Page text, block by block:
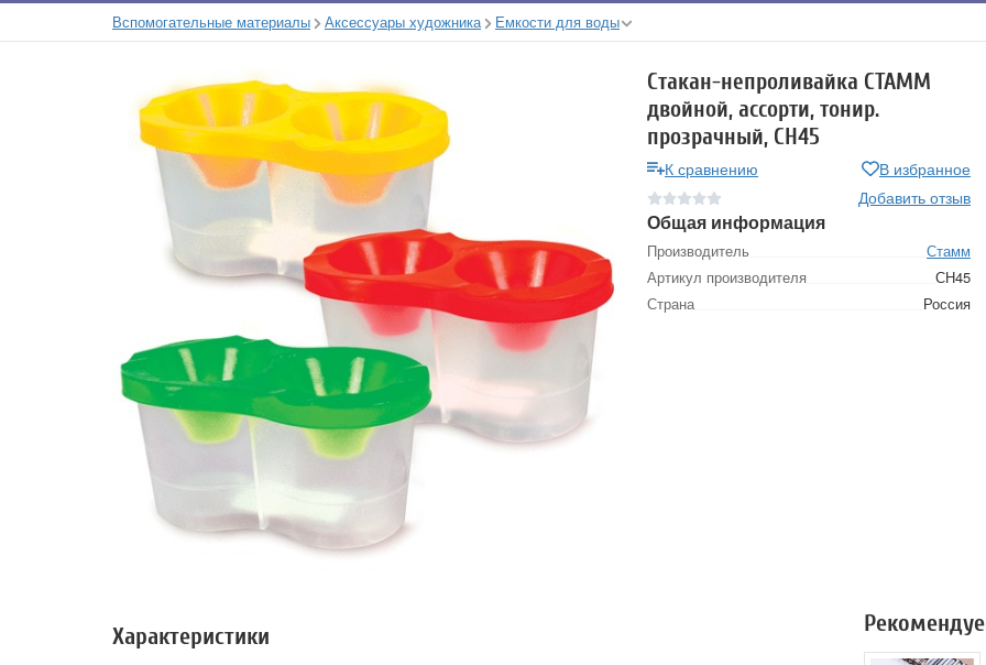
Вспомогательные материалы Аксессуары художника Емкости для воды
Стакан-непроливайка СТАММ
двойной, ассорти, тонир.
прозрачный, СН45
К сравнению
В избранное
Добавить отзыв
Общая информация
Производитель
Стамм
Артикул производителя
СН45
Страна
Россия
Характеристики